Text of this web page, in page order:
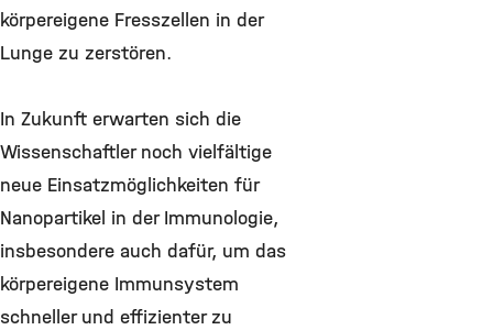
körpereigene Fresszellen in der
Lunge zu zerstören.
In Zukunft erwarten sich die
Wissenschaftler noch vielfältige
neue Einsatzmöglichkeiten für
Nanopartikel in der Immunologie,
insbesondere auch dafür, um das
körpereigene Immunsystem
schneller und effizienter zu